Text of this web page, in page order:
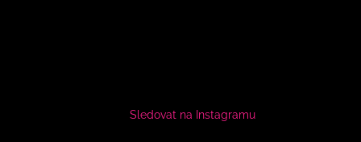
Sledovat na Instagramu